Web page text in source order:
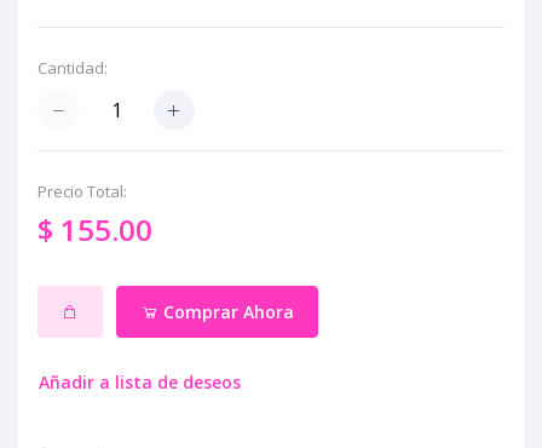
Cantidad:
Precio Total:
$ 155.00
Comprar Ahora
Añadir a lista de deseos